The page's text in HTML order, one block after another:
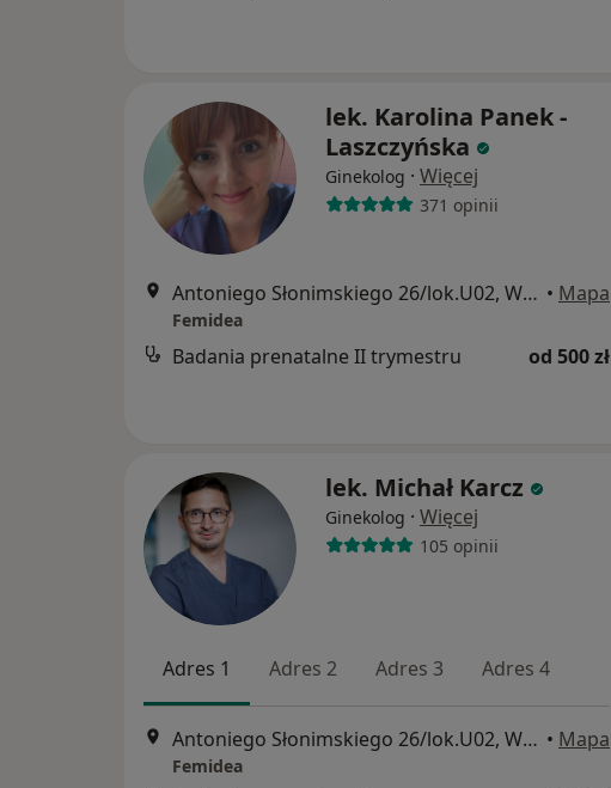
lek. Karolina Panek -
Laszczyńska
Ginekolog · Więcej
371 opinii
Antoniego Słonimskiego 26/lok.U02, Wrocław • Mapa
Femidea
Badania prenatalne II trymestru od 500 zł
lek. Michał Karcz
Ginekolog · Więcej
105 opinii
Adres 1 Adres 2 Adres 3 Adres 4
Antoniego Słonimskiego 26/lok.U02, Wrocław • Mapa
Femidea